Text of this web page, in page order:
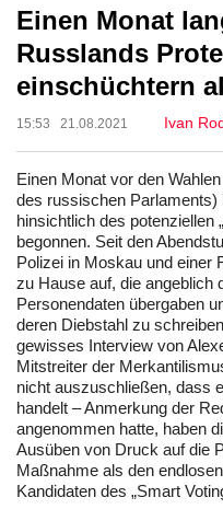
Einen Monat
Russlands
einschüchtern
15:53 21.08.2021 Ivan
Einen Monat vor den
des russischen Parlaments)
hinsichtlich des potenziellen
begonnen. Seit den
Polizei in Moskau und einer
zu Hause auf, die angeblich
Personendaten übergaben
deren Diebstahl zu
gewisses Interview von
Mitstreiter der
nicht auszuschließen, dass
handelt – Anmerkung der
angenommen hatte, haben
Ausüben von Druck auf die
Maßnahme als den
Kandidaten des „Smart